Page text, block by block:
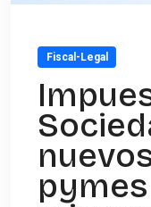
Fiscal-Legal